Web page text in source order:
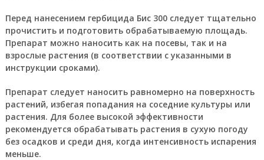
Перед нанесением гербицида Бис 300 следует тщательно
прочистить и подготовить обрабатываемую площадь.
Препарат можно наносить как на посевы, так и на
взрослые растения (в соответствии с указанными в
инструкции сроками).
Препарат следует наносить равномерно на поверхность
растений, избегая попадания на соседние культуры или
растения. Для более высокой эффективности
рекомендуется обрабатывать растения в сухую погоду
без осадков и среди дня, когда интенсивность испарения
меньше.